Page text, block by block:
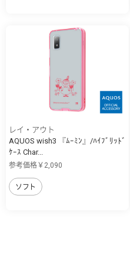
レイ・アウト
AQUOS wish3 『ﾑｰﾐﾝ』/ﾊｲﾌﾞﾘｯﾄﾞ
ｹｰｽ Char...
参考価格￥2,090
ソフト